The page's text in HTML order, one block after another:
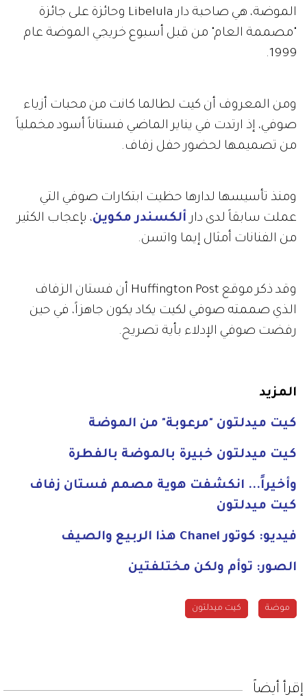
الموضة، هي صاحبة دار Libelula وحائزة على جائزة
"مصممة العام" من قبل أسبوع خريجي الموضة عام
1999.
ومن المعروف أن كيت لطالما كانت من محبات أزياء
صوفي، إذ ارتدت في يناير الماضي فستاناً أسود مخملياً
من تصميمها لحضور حفل زفاف.
ومنذ تأسيسها لدارها حظيت ابتكارات صوفي التي
عملت سابقاً لدى دارألكسندر مكوين، بإعجاب الكثير
من الفنانات أمثال إيما واتسن.
وقد ذكر موقع Huffington Post أن فستان الزفاف
الذي صممته صوفي لكيت يكاد يكون جاهزاً، في حين
رفضت صوفي الإدلاء بأية تصريح.
المزيد
كيت ميدلتون "مرعوبة" من الموضة
كيت ميدلتون خبيرة بالموضة بالفطرة
وأخيراً... انكشفت هوية مصمم فستان زفاف
كيت ميدلتون
فيديو: كوتور Chanel هذا الربيع والصيف
الصور: توأم ولكن مختلفتين
موضة كيت ميدلتون
إقرأ أيضاً